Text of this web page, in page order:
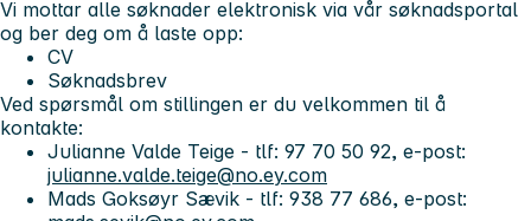
Vi mottar alle søknader elektronisk via vår søknadsportal
og ber deg om å laste opp:
CV
Søknadsbrev
Ved spørsmål om stillingen er du velkommen til å
kontakte:
Julianne Valde Teige - tlf: 97 70 50 92, e-post:
julianne.valde.teige@no.ey.com
Mads Goksøyr Sævik - tlf: 938 77 686, e-post: